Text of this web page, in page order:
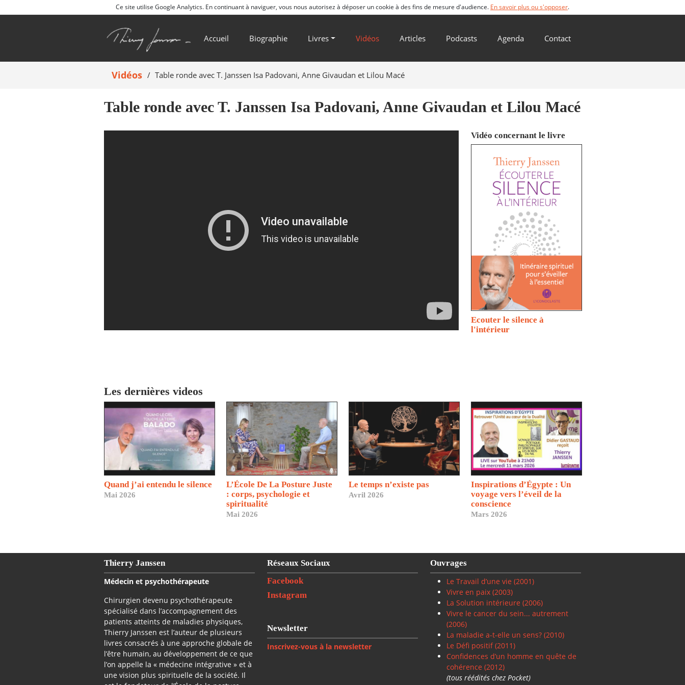
Ce site utilise Google Analytics. En continuant à naviguer, vous nous autorisez à déposer un cookie à des fins de mesure d'audience. En savoir plus ou s'opposer.
Accueil Biographie Livres Vidéos Articles Podcasts Agenda Contact
Vidéos Table ronde avec T. Janssen Isa Padovani, Anne Givaudan et Lilou Macé
Table ronde avec T. Janssen Isa Padovani, Anne Givaudan et Lilou Macé
Vidéo concernant le livre
Ecouter le silence à
l'intérieur
Les dernières videos
Quand j’ai entendu le silence
Mai 2026
L’École De La Posture Juste
: corps, psychologie et
spiritualité
Mai 2026
Le temps n’existe pas
Avril 2026
Inspirations d’Égypte : Un
voyage vers l’éveil de la
conscience
Mars 2026
Thierry Janssen
Médecin et psychothérapeute
Chirurgien devenu psychothérapeute
spécialisé dans l’accompagnement des
patients atteints de maladies physiques,
Thierry Janssen est l’auteur de plusieurs
livres consacrés à une approche globale de
l’être humain, au développement de ce que
l’on appelle la « médecine intégrative » et à
une vision plus spirituelle de la société. Il
Réseaux Sociaux
Facebook
Instagram
Newsletter
Inscrivez-vous à la newsletter
Ouvrages
Le Travail d’une vie (2001)
Vivre en paix(2003)
La Solution intérieure (2006)
Vivre le cancer du sein... autrement
(2006)
La maladie a-t-elle un sens? (2010)
Le Défi positif(2011)
Confidences d’un homme en quête de
cohérence (2012)
(tous réédités chez Pocket)